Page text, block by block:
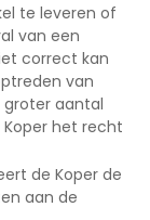
te leveren of
van een
correct kan
van
aantal
het recht
de Koper de
aan de